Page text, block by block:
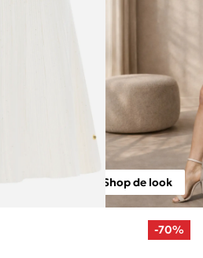
Shop de look
-70%